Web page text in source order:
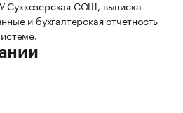
СОШ, выписка
и бухгалтерская отчетность